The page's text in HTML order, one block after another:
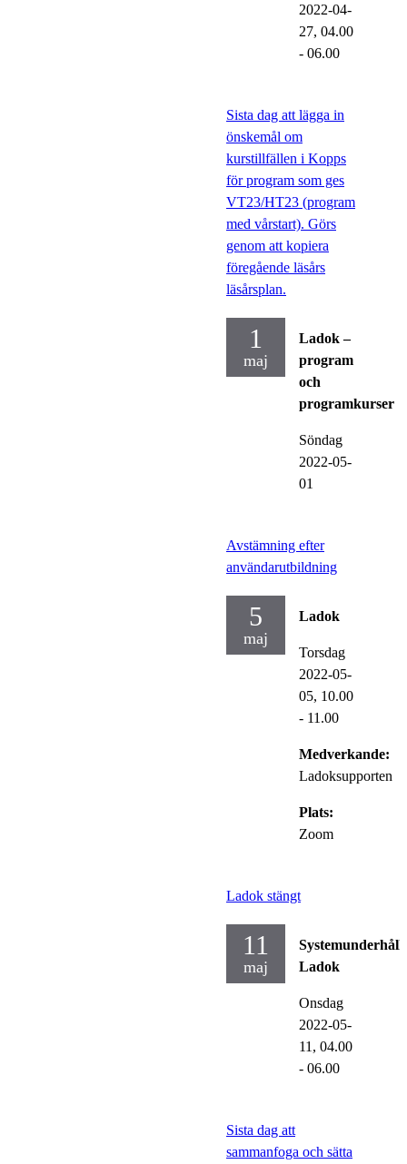
2022-04-
27, 04.00
- 06.00
Sista dag att lägga in
önskemål om
kurstillfällen i Kopps
för program som ges
VT23/HT23 (program
med vårstart). Görs
genom att kopiera
föregående läsårs
läsårsplan.
1
maj
Ladok –
program
och
programkurser
Söndag
2022-05-
01
Avstämning efter
användarutbildning
5
maj
Ladok
Torsdag
2022-05-
05, 10.00
- 11.00
Medverkande:
Ladoksupporten
Plats:
Zoom
Ladok stängt
11
maj
Systemunderhåll
Ladok
Onsdag
2022-05-
11, 04.00
- 06.00
Sista dag att
sammanfoga och sätta